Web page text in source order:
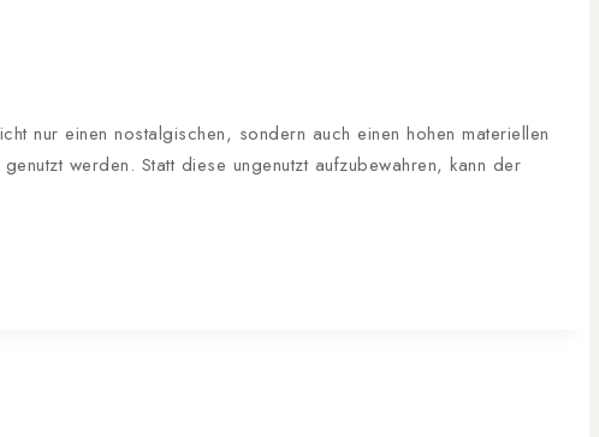
nur einen nostalgischen, sondern auch einen hohen materiellen
werden. Statt diese ungenutzt aufzubewahren, kann der